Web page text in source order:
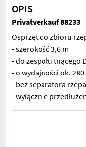
OPIS
Privatverkauf 88233
Osprzęt do zbioru
- szerokość 3,6 m
- do zespołu tnącego
- o wydajności ok. 280
- bez separatora
- wyłącznie
Osprzęt do zbioru